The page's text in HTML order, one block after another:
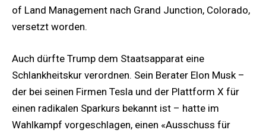
of Land Management nach Grand Junction, Colorado,
versetzt worden.
Auch dürfte Trump dem Staatsapparat eine
Schlankheitskur verordnen. Sein Berater Elon Musk –
der bei seinen Firmen Tesla und der Plattform X für
einen radikalen Sparkurs bekannt ist – hatte im
Wahlkampf vorgeschlagen, einen «Ausschuss für